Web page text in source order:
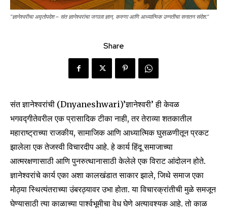
“ज्ञानेश्वरीचा अमृतोपदेश – संत ज्ञानेश्वरांचा जगाला ज्ञान, करुणा आणि आध्यात्मिक उन्नतीचा सनातन संदेश.”
Share
संत ज्ञानेश्वरांची (Dnyaneshwari)’ज्ञानेश्वरी’ ही केवळ
भगवद्गीतेवरील एक प्रासादिक टीका नाही, तर तेराव्या शतकातील
महाराष्ट्राच्या राजकीय, सामाजिक आणि आध्यात्मिक घुसळणीतून प्रकट
झालेला एक तेजस्वी विचारदीप आहे. हे कार्य हिंदू समाजाच्या
आत्मरक्षणासाठी आणि पुनरुत्थानासाठी केलेले एक विराट आंदोलन होते.
ज्ञानेश्वरांचे कार्य एका अशा कालखंडात साकार झाले, जिथे समाज एका
मोठ्या स्थित्यंतराच्या उंबरठ्यावर उभा होता. या विचारक्रांतीची मुळे समजून
घेण्यासाठी त्या काळाच्या पार्श्वभूमीचा वेध घेणे अत्यावश्यक आहे. तो काळ